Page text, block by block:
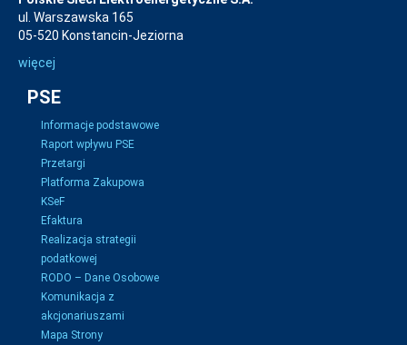
ul. Warszawska 165
05-520 Konstancin-Jeziorna
więcej
PSE
Informacje podstawowe
Raport wpływu PSE
Przetargi
Platforma Zakupowa
KSeF
Efaktura
Realizacja strategii
podatkowej
RODO – Dane Osobowe
Komunikacja z
akcjonariuszami
Mapa Strony